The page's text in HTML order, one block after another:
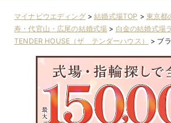
マイナビウエディング>結婚式場TOP > 東京都
寿・代官山・広尾の結婚式場 > 白金の結婚式場
TENDER HOUSE（ザ テンダーハウス）
> ブ